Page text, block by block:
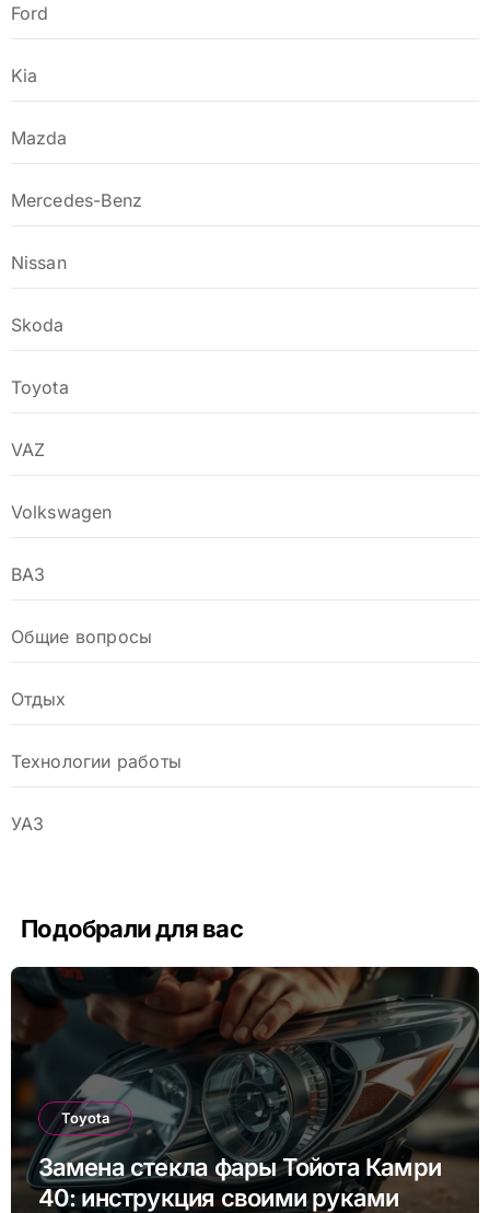
Ford
Kia
Mazda
Mercedes-Benz
Nissan
Skoda
Toyota
VAZ
Volkswagen
ВАЗ
Общие вопросы
Отдых
Технологии работы
УАЗ
Подобрали для вас
Toyota
Замена стекла фары Тойота Камри
40: инструкция своими руками